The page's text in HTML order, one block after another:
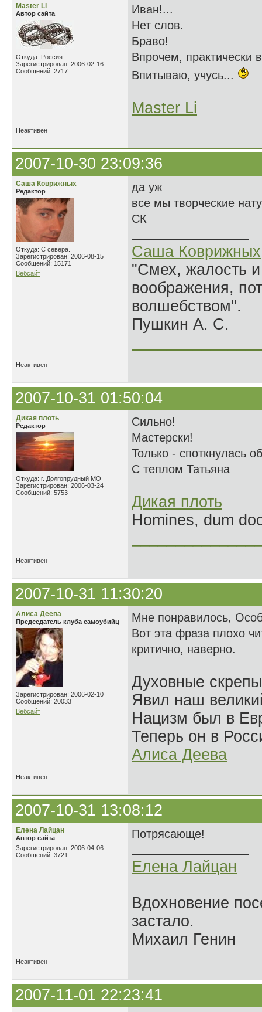
Master Li
Автор сайта
Откуда: Россия
Зарегистрирован: 2006-02-16
Сообщений: 2717
Иван!...
Нет слов.
Браво!
Впрочем, практически
Впитываю, учусь...
Master Li
Неактивен
2007-10-30 23:09:36
Саша Коврижных
Редактор
Откуда: С севера.
Зарегистрирован: 2006-08-15
Сообщений: 15171
Вебсайт
да уж
все мы творческие
СК
Саша Коврижных
"Смех, жалость
воображения,
волшебством".
Пушкин А. С.
Неактивен
2007-10-31 01:50:04
Дикая плоть
Редактор
Откуда: г. Долгопрудный МО
Зарегистрирован: 2006-03-24
Сообщений: 5753
Сильно!
Мастерски!
Только - споткнулась
С теплом Татьяна
Дикая плоть
Homines, dum
Неактивен
2007-10-31 11:30:20
Алиса Деева
Председатель клуба самоубийц
Зарегистрирован: 2006-02-10
Сообщений: 20033
Вебсайт
Мне понравилось,
Вот эта фраза плохо
критично, наверно.
Духовные
Явил наш
Нацизм был в
Теперь он в
Алиса Деева
Неактивен
2007-10-31 13:08:12
Елена Лайцан
Автор сайта
Зарегистрирован: 2006-04-06
Сообщений: 3721
Потрясающе!
Елена Лайцан
Вдохновение
застало.
Михаил Генин
Неактивен
2007-11-01 22:23:41